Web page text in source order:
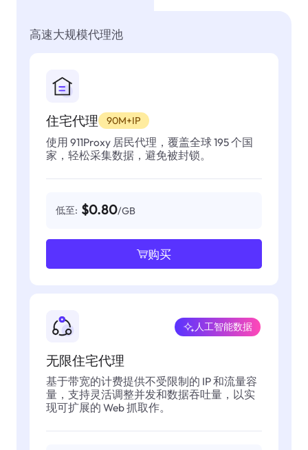
高速大规模代理池
住宅代理 90M+IP
使用 911Proxy 居民代理，覆盖全球 195 个国
家，轻松采集数据，避免被封锁。
低至: $0.80/GB
购买
无限住宅代理
人工智能数据
基于带宽的计费提供不受限制的 IP 和流量容
量，支持灵活调整并发和数据吞吐量，以实
现可扩展的 Web 抓取作。